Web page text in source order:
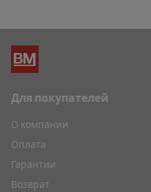
Для покупателей
О компании
Оплата
Гарантии
Возврат